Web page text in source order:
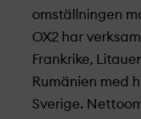
omställningen
OX2 har
Frankrike,
Rumänien med
Sverige.